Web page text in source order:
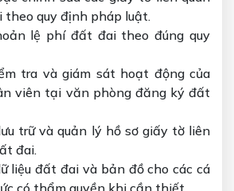
theo quy định pháp luật.
lệ phí đất đai theo đúng quy
tra và giám sát hoạt động của
viên tại văn phòng đăng ký đất
trữ và quản lý hồ sơ giấy tờ liên
đai.
liệu đất đai và bản đồ cho các cá
có thẩm quyền khi cần thiết.